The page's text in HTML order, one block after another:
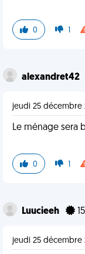
0 1
alexandret42
jeudi 25 décembre
Le ménage sera
0 1
Luucieeh 15
jeudi 25 décembre